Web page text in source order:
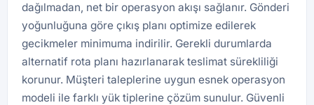
dağılmadan, net bir operasyon akışı sağlanır. Gönderi
yoğunluğuna göre çıkış planı optimize edilerek
gecikmeler minimuma indirilir. Gerekli durumlarda
alternatif rota planı hazırlanarak teslimat sürekliliği
korunur. Müşteri taleplerine uygun esnek operasyon
modeli ile farklı yük tiplerine çözüm sunulur. Güvenli